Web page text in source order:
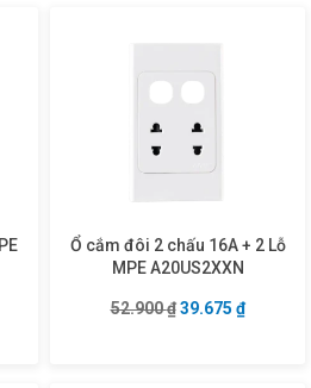
₫.
hiện tại là: 111.300 ₫.
Ổ cắm đôi 2 chấu 16A + 2 Lỗ
MPE A20US2XXN
52.900₫ Giá gốc là:
39.675 ₫Giá hiện